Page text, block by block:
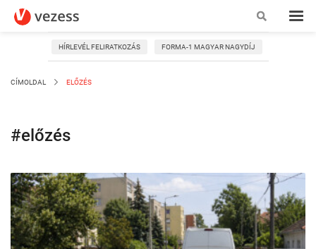
HÍRLEVÉL FELIRATKOZÁS FORMA-1 MAGYAR NAGYDÍJ
CÍMOLDAL ELŐZÉS
#előzés